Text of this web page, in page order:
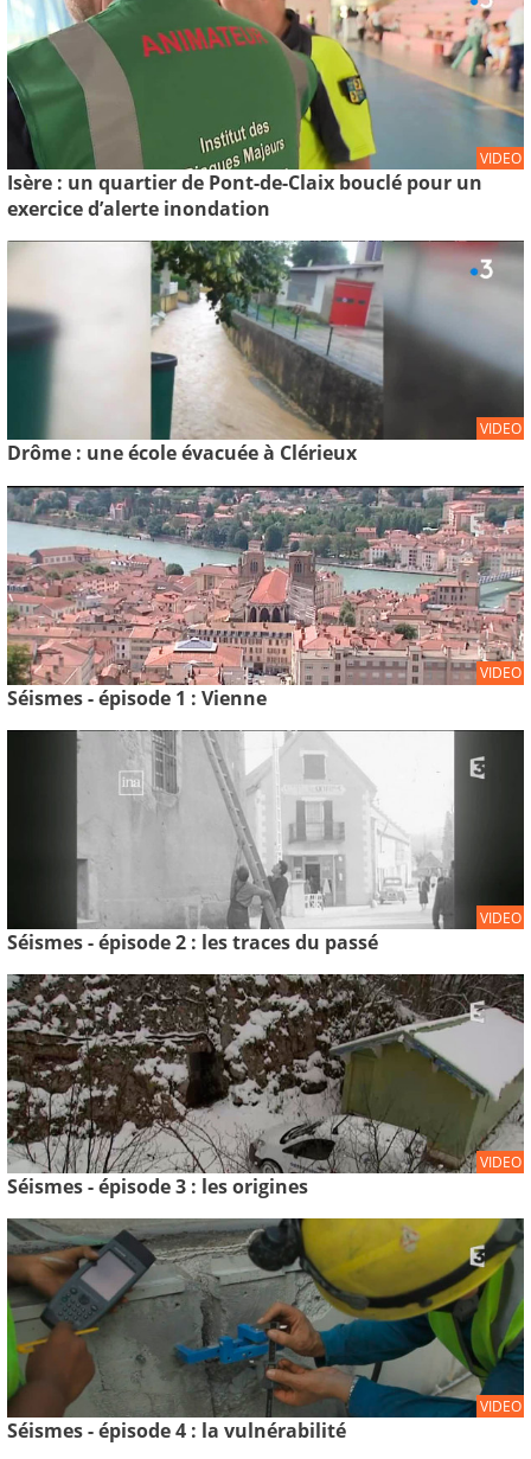
VIDEO
Isère : un quartier de Pont-de-Claix bouclé pour un
exercice d’alerte inondation
VIDEO
Drôme : une école évacuée à Clérieux
VIDEO
Séismes - épisode 1 : Vienne
VIDEO
Séismes - épisode 2 : les traces du passé
VIDEO
Séismes - épisode 3 : les origines
VIDEO
Séismes - épisode 4 : la vulnérabilité